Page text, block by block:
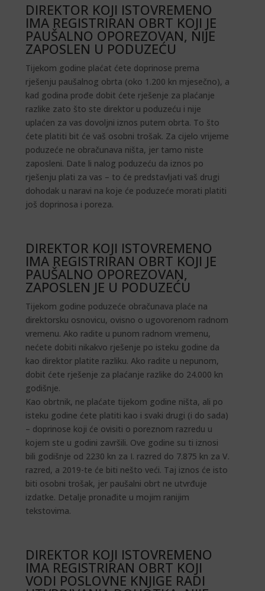
DIREKTOR KOJI ISTOVREMENO
IMA REGISTRIRAN OBRT KOJI JE
PAUŠALNO OPOREZOVAN, NIJE
ZAPOSLEN U PODUZEĆU
Tijekom godine plaćat ćete doprinose prema
rješenju paušalnog obrta (oko 1.200 kn mjesečno), a
kad godina prođe dobit ćete rješenje za plaćanje
razlike zato što ste direktor u poduzeću i nije
uplaćen za vas dovoljni iznos putem obrta. To što
ćete platiti bit će vaš osobni trošak. Za cijelo vrijeme
poduzeće ne obračunava ništa, jer tamo niste
zaposleni. Date li nalog poduzeću da iznos po
rješenju plati za vas – to će predstavljati vaš drugi
dohodak u naravi na koje će poduzeće morati platiti
još doprinosa i poreza.
DIREKTOR KOJI ISTOVREMENO
IMA REGISTRIRAN OBRT KOJI JE
PAUŠALNO OPOREZOVAN,
ZAPOSLEN JE U PODUZEĆU
Tijekom godine poduzeće obračunava plaće na
direktorsku osnovicu, ovisno o ugovorenom radnom
vremenu. Ako radite u punom radnom vremenu,
nećete dobiti nikakvo rješenje po isteku godine da
kao direktor platite razliku. Ako radite u nepunom,
dobit ćete rješenje za plaćanje razlike do 24.000 kn
godišnje.
Kao obrtnik, ne plaćate tijekom godine ništa, ali po
isteku godine ćete platiti kao i svaki drugi (i do sada)
– doprinose koji će ovisiti o poreznom razredu u
kojem ste u godini završili. Ove godine su ti iznosi
bili godišnje od 2230 kn za I. razred do 7.875 kn za V.
razred, a 2019-te će biti nešto veći. Taj iznos će isto
biti osobni trošak, jer paušalni obrt ne utvrđuje
izdatke. Detalje pronađite u mojim ranijim
tekstovima.
DIREKTOR KOJI ISTOVREMENO
IMA REGISTRIRAN OBRT KOJI
VODI POSLOVNE KNJIGE RADI